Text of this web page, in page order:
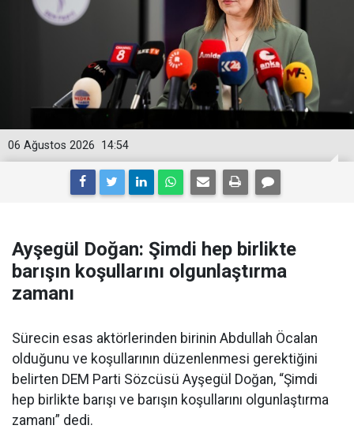
14:54
06 Ağustos 2026
Ayşegül Doğan: Şimdi hep birlikte
barışın koşullarını olgunlaştırma
zamanı
Sürecin esas aktörlerinden birinin Abdullah Öcalan
olduğunu ve koşullarının düzenlenmesi gerektiğini
belirten DEM Parti Sözcüsü Ayşegül Doğan, “Şimdi
hep birlikte barışı ve barışın koşullarını olgunlaştırma
zamanı” dedi.